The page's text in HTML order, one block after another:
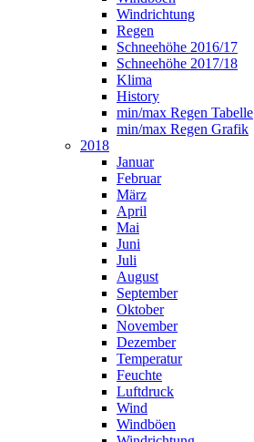
Windrichtung
Regen
Schneehöhe 2016/17
Schneehöhe 2017/18
Klima
History
min/max Regen Tabelle
min/max Regen Grafik
2018
Januar
Februar
März
April
Mai
Juni
Juli
August
September
Oktober
November
Dezember
Temperatur
Feuchte
Luftdruck
Wind
Windböen